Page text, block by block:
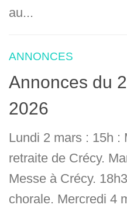
au...
ANNONCES
Annonces du
2026
Lundi 2 mars : 15h :
retraite de Crécy.
Messe à Crécy.
chorale. Mercredi 4